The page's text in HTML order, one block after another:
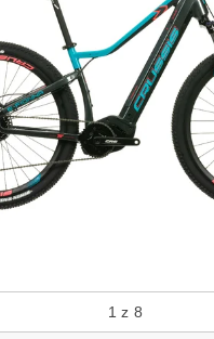
1 z 8